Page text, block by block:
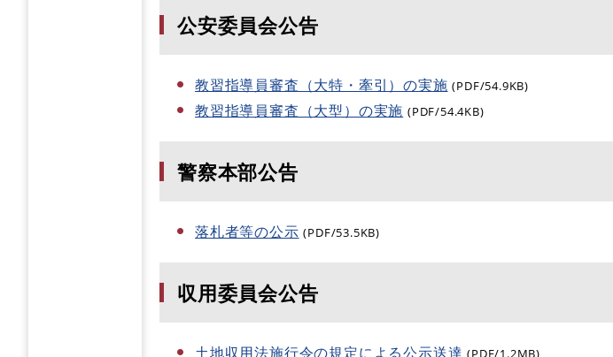
公安委員会公告
教習指導員審査（大特・牽引）の実施 (PDF/54.9KB)
教習指導員審査（大型）の実施 (PDF/54.4KB)
警察本部公告
落札者等の公示 (PDF/53.5KB)
収用委員会公告
土地収用法施行令の規定による公示送達 (PDF/1.2MB)